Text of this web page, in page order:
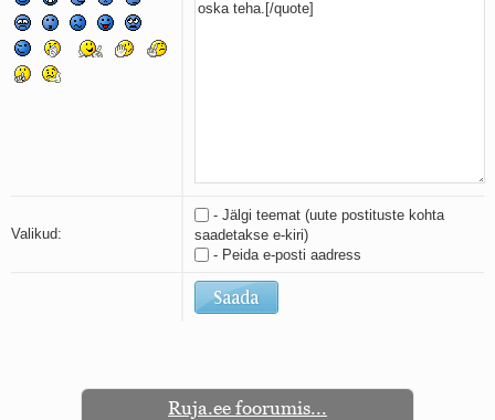
Läänemere lained
Üle müüri
Valgusemaastikud
Valikud:
- Jälgi teemat (uute postituste kohta
saadetakse e-kiri)
- Peida e-posti aadress
Ruja.ee foorumis...